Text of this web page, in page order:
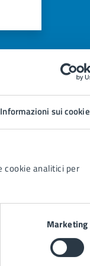
Informazioni sui cookie
cookie analitici per
Marketing